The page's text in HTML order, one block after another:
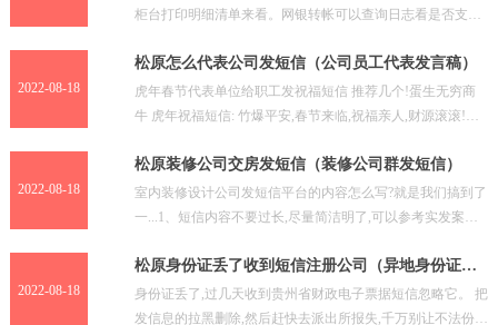
柜台打印明细清单来看。网银转帐可以查询日志看是否支付
2022-08-18
松原怎么代表公司发短信（公司员工代表发言稿）
虎年春节代表单位给职工发祝福短信 推荐几个!蛋生无穷商
牛 虎年祝福短信: 竹爆平安,春节来临,祝福亲人,财源滚滚!祝
2022-08-18
松原装修公司交房发短信（装修公司群发短信）
室内装修设计公司发短信平台的内容怎么写?就是我们搞到了
一...1、短信内容不要过长,尽量简洁明了,可以参考实发案例
2022-08-18
松原身份证丢了收到短信注册公司（异地身份证丢
身份证丢了,过几天收到贵州省财政电子票据短信忽略它。 把
发信息的拉黑删除,然后赶快去派出所报失,千万别让不法份子